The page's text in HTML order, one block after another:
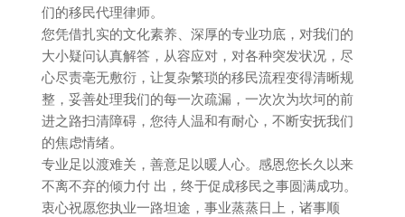
们的移民代理律师。
您凭借扎实的文化素养、深厚的专业功底，对我们的
大小疑问认真解答，从容应对，对各种突发状况，尽
心尽责亳无敷衍，让复杂繁琐的移民流程变得清晰规
整，妥善处理我们的每一次疏漏，一次次为坎坷的前
进之路扫清障碍，您待人温和有耐心，不断安抚我们
的焦虑情绪。
专业足以渡难关，善意足以暖人心。感恩您长久以来
不离不弃的倾力付 出，终于促成移民之事圆满成功。
衷心祝愿您执业一路坦途，事业蒸蒸日上，诸事顺